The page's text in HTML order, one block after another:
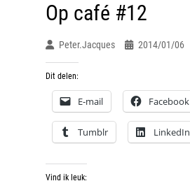
Op café #12
Peter.jacques 2014/01/06
Dit delen:
E-mail Facebook
Tumblr LinkedIn
Vind ik leuk: